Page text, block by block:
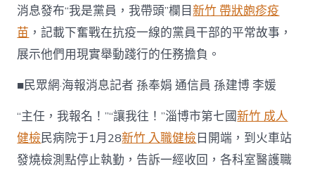
消息發布“我是黨員，我帶頭”欄目新竹 帶狀皰疹疫
苗 ，記載下奮戰在抗疫一線的黨員干部的平常故事，
展示他們用現實舉動踐行的任務擔負。
■民眾網·海報消息記者 孫奉娟 通信員 孫建博 李媛
“主任，我報名！”“讓我往！”淄博市第七國新竹 成人
健檢民病院于1月28新竹 入職健檢日開端，到火車站
發燒檢測點停止執勤，告訴一經收回，各科室醫護職